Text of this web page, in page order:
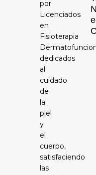
por
Licenciados
en
Fisioterapia
dedicados
al
cuidado
de
la
piel
y
el
cuerpo,
satisfaciendo
las